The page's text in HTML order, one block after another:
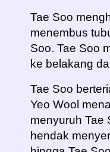
Tae Soo
menembus
Soo. Tae Soo
ke belakang
Tae Soo
Yeo Wool
menyuruh Tae
hendak